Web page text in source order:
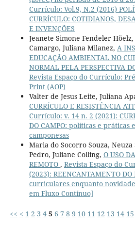
Currículo: Vol.9, N.2 (2016)
CURRÍCULO: COTIDIANOS,
E INVENÇÕES
Jeanete Simone Fendeler
Camargo, Juliana Milanez, A
EDUCAÇÃO AMBIENTAL NO
NORMAL PELA PERSPECTIVA
Revista Espaço do Currículo:
Print (AOP)
Valter de Jesus Leite, Juliana
CURRÍCULO E RESISTÊNCIA
Currículo: v. 14 n. 2 (2021):
DO CAMPO: políticas e
camponesas
Maria do Socorro Souza,
Pedro, Juliane Colling, O USO
REMOTO , Revista Espaço do
(2023): REENCANTAMENTO
curriculares enquanto
em Fluxo Contínuo]
<< < 1 2 3 4 5 6 7 8 9 10 11 12 13 14 15